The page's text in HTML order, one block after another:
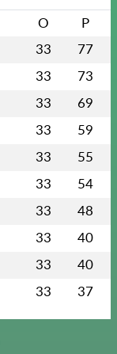
O P
33 77
33 73
33 69
33 59
33 55
33 54
33 48
33 40
33 40
33 37